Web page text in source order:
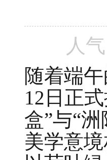
人
随着端
12日正
盒”与“
美学意